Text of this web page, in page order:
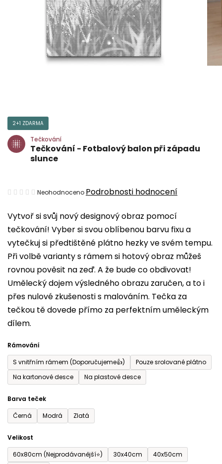
Vytvoř si svůj nový designový obraz pomocí
tečkování! Vyber si svou oblíbenou barvu fixu a
vytečkuj si předtištěné plátno hezky ve svém tempu.
Při volbě varianty s rámem si hotový obraz můžeš
rovnou pověsit na zeď. A že bude co obdivovat!
Umělecký dojem výsledného obrazu zaručen, a to i
přes nulové zkušenosti s malováním. Tečka za
tečkou tě dovede přímo za perfektním uměleckým
dílem.
Rámování
S vnitřním rámem (Doporučujeme👍)
Pouze srolované plátno
Na kartonové desce
Na plastové desce
Barva teček
Černá
Modrá Zlatá
Velikost
60x80cm (Nejprodávanější⭐)
30x40cm
40x50cm
2+1 ZDARMA
Tečkování
Tečkování - Fotbalový balon při západu
slunce
Průměrné
produktu
je
0,0
z
5
hvězdiček.
Neohodnoceno Podrobnosti hodnocení